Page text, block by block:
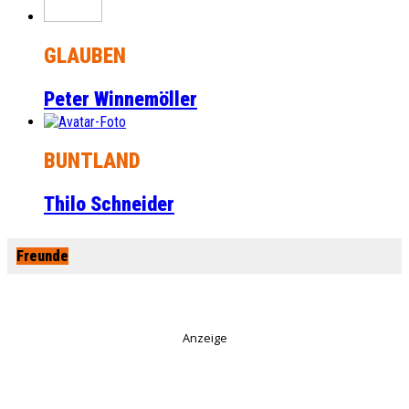
GLAUBEN
Peter Winnemöller
BUNTLAND
Thilo Schneider
Freunde
Anzeige